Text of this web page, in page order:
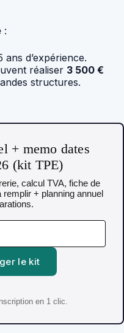
:
d’expérience.
réaliser 3 500 €
structures.
+ memo dates
(kit TPE)
calcul TVA, fiche de
+ planning annuel
le kit
en 1 clic.